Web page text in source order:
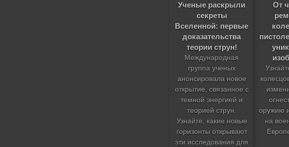
Ученые раскрыли
секреты
Вселенной: первые
доказательства
теории струн!
Международная
группа ученых
анонсировала новое
открытие, связанное с
темной энергией и
теорией струн.
Узнайте, какие новые
горизонты открывают
эти исследования для
От
оружию
на